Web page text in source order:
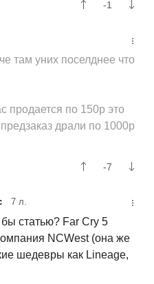
-1
там уних поселднее что
продается по 150р это
драли по 1000р
-7
7 л.
статью? Far Cry 5
NCWest (она же
шедевры как Lineage,